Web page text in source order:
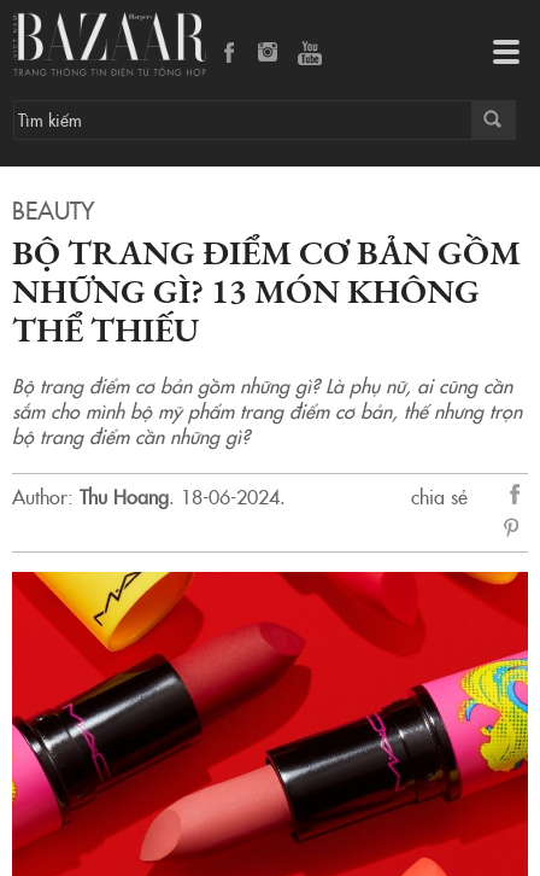
BEAUTY
BỘ TRANG ĐIỂM CƠ BẢN GỒM
NHỮNG GÌ? 13 MÓN KHÔNG
THỂ THIẾU
Bộ trang điểm cơ bản gồm những gì? Là phụ nữ, ai cũng cần
sắm cho mình bộ mỹ phẩm trang điểm cơ bản, thế nhưng trọn
bộ trang điểm cần những gì?
Author: Thu Hoang. 18-06-2024.
chia sẻ
sẻ